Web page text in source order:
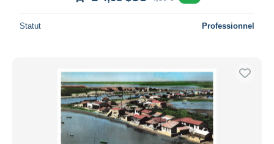
Statut Professionnel